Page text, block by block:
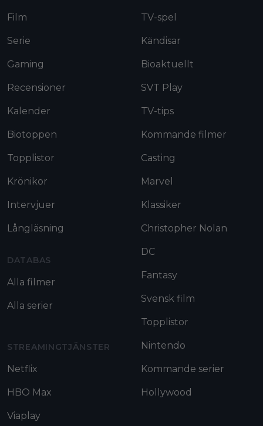
Film
Serie
Gaming
Recensioner
Kalender
Biotoppen
Topplistor
Krönikor
Intervjuer
Långläsning
DATABAS
Alla filmer
Alla serier
STREAMINGTJÄNSTER
Netflix
HBO Max
Viaplay
TV-spel
Kändisar
Bioaktuellt
SVT Play
TV-tips
Kommande filmer
Casting
Marvel
Klassiker
Christopher Nolan
DC
Fantasy
Svensk film
Topplistor
Nintendo
Kommande serier
Hollywood